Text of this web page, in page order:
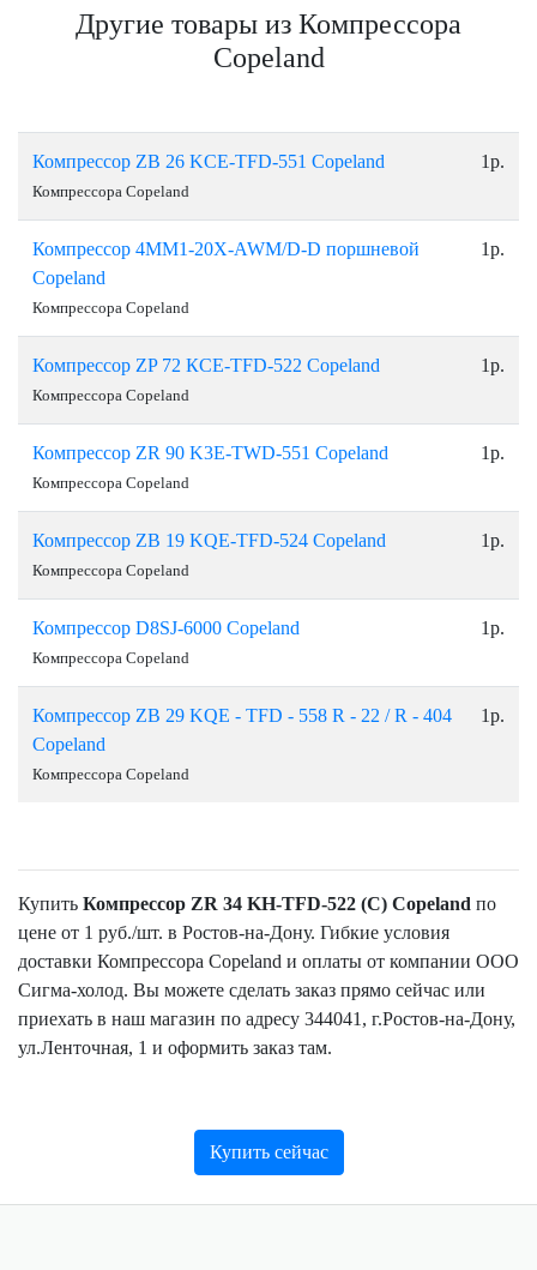
Другие товары из Компрессора
Copeland
Компрессор ZB 26 KCE-TFD-551 Copeland
Компрессора Copeland
1р.
Компрессор 4MM1-20X-AWM/D-D поршневой
Copeland
Компрессора Copeland
1р.
Компрессор ZP 72 КCЕ-TFD-522 Copeland
Компрессора Copeland
1р.
Компрессор ZR 90 K3E-TWD-551 Copeland
Компрессора Copeland
1р.
Компрессор ZB 19 KQE-TFD-524 Copeland
Компрессора Copeland
1р.
Компрессор D8SJ-6000 Copeland
Компрессора Copeland
1р.
Компрессор ZB 29 KQE - TFD - 558 R - 22 / R - 404
Copeland
Компрессора Copeland
1р.
Купить Компрессор ZR 34 KH-TFD-522 (C) Copeland по
цене от 1 руб./шт. в Ростов-на-Дону. Гибкие условия
доставки Компрессора Copeland и оплаты от компании ООО
Сигма-холод. Вы можете сделать заказ прямо сейчас или
приехать в наш магазин по адресу 344041, г.Ростов-на-Дону,
ул.Ленточная, 1 и оформить заказ там.
Купить сейчас